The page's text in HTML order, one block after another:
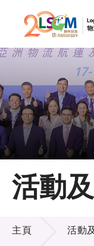
跳到內
主頁
關於LSCM
技術商品化
活動
活動及消息
主頁 活動